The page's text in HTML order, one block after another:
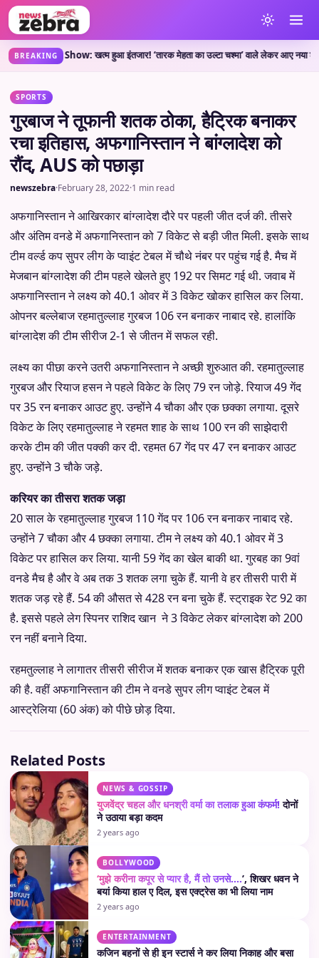
BREAKING
New Show: खत्म हुआ इंतजार! ‘तारक मेहता का उल्टा चश्मा’ वाले लेकर आए नया शो,
SPORTS
गुरबाज ने तूफानी शतक ठोका, हैट्रिक बनाकर
रचा इतिहास, अफगानिस्तान ने बांग्लादेश को
रौंद, AUS को पछाड़ा
newszebra·February 28, 2022·1 min read
अफगानिस्तान ने आखिरकार बांग्लादेश दौरे पर पहली जीत दर्ज की. तीसरे
और अंतिम वनडे में अफगानिस्तान को 7 विकेट से बड़ी जीत मिली. इसके साथ
टीम वर्ल्ड कप सुपर लीग के प्वाइंट टेबल में चौथे नंबर पर पहुंच गई है. मैच में
मेजबान बांग्लादेश की टीम पहले खेलते हुए 192 पर सिमट गई थी. जवाब में
अफगानिस्तान ने लक्ष्य को 40.1 ओवर में 3 विकेट खोकर हासिल कर लिया.
ओपनर बल्लेबाज रहमातुल्लाह गुरबज 106 रन बनाकर नाबाद रहे. हालांकि
बांग्लादेश की टीम सीरीज 2-1 से जीतन में सफल रही.
लक्ष्य का पीछा करने उतरी अफगानिस्तान ने अच्छी शुरुआत की. रहमातुल्लाह
गुरबज और रियाज हसन ने पहले विकेट के लिए 79 रन जोड़े. रियाज 49 गेंद
पर 35 रन बनाकर आउट हुए. उन्होंने 4 चौका और एक छक्का लगाया. दूसरे
विकेट के लिए रहमातुल्लाह ने रहमत शाह के साथ 100 रन की साझेदारी
करके टीम की जीत पक्की कर दी. रहमत 67 गेंद पर 47 रन बनाकर आउट
हुए. उन्होंने 3 चौके जड़े.
करियर का तीसरा शतक जड़ा
20 साल के रहमातुल्लाह गुरबज 110 गेंद पर 106 रन बनाकर नाबाद रहे.
उन्होंने 7 चौका और 4 छक्का लगाया. टीम ने लक्ष्य को 40.1 ओवर में 3
विकेट पर हासिल कर लिया. यानी 59 गेंद का खेल बाकी था. गुरबह का 9वां
वनडे मैच है और वे अब तक 3 शतक लगा चुके हैं. यानी वे हर तीसरी पारी में
शतक जड़ रहे हैं. 54 की औसत से 428 रन बना चुके हैं. स्ट्राइक रेट 92 का
है. इससे पहले लेग स्पिनर राशिद खान ने 3 विकेट लेकर बांग्लादेश को 200
रन नहीं बनाने दिया.
रहमतुल्लाह ने लागातर तीसरी सीरीज में शतक बनाकर एक खास हैट्रिक पूरी
की है. वहीं अफगानिस्तान की टीम ने वनडे सुपर लीग प्वाइंट टेबल में
आस्ट्रेलिया (60 अंक) को पीछे छोड़ दिया.
Related Posts
NEWS & GOSSIP
युजवेंद्र चहल और धनश्री वर्मा का तलाक हुआ कंफर्म!दोनों
ने उठाया बड़ा कदम
2 years ago
BOLLYWOOD
‘मुझे करीना कपूर से प्यार है, मैं तो उनसे….’, शिखर धवन ने
बयां किया हाल ए दिल, इस एक्ट्रेस का भी लिया नाम
2 years ago
ENTERTAINMENT
कजिन बहनों से ही इन स्टार्स ने कर लिया निकाह और बसा